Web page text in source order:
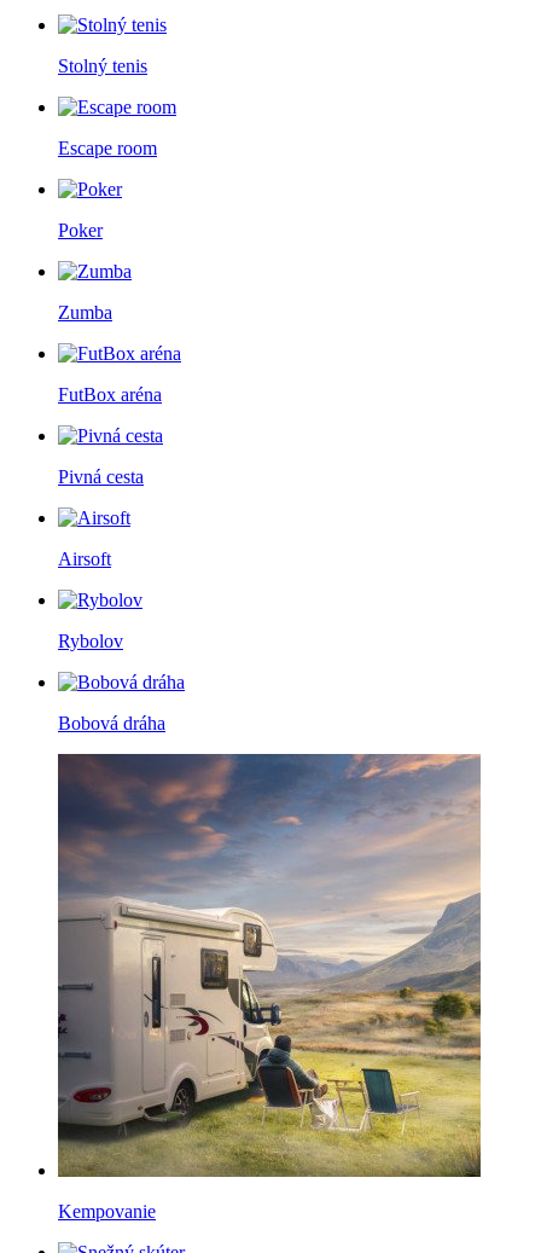
Stolný tenis
Escape room
Poker
Zumba
FutBox aréna
Pivná cesta
Airsoft
Rybolov
Bobová dráha
Kempovanie